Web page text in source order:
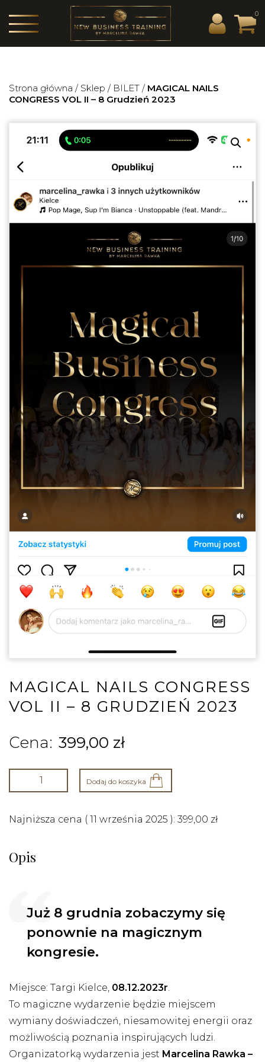
0
Strona główna / Sklep / BILET / MAGICAL NAILS
CONGRESS VOL II – 8 Grudzień 2023
MAGICAL NAILS CONGRESS
VOL II – 8 GRUDZIEŃ 2023
399,00 zł
Dodaj do koszyka
Najniższa cena ( 11 września 2025 ): 399,00 zł
Opis
Już 8 grudnia zobaczymy się
ponownie na magicznym
kongresie.
Miejsce: Targi Kielce, 08.12.2023r
To magiczne wydarzenie będzie miejscem
wymiany doświadczeń, niesamowitej energii oraz
możliwością poznania inspirujących ludzi.
Organizatorką wydarzenia jest Marcelina Rawka –